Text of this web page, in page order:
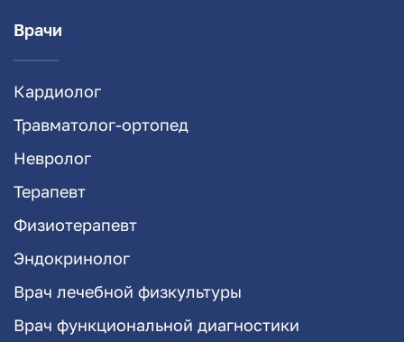
Врачи
Кардиолог
Травматолог-ортопед
Невролог
Терапевт
Физиотерапевт
Эндокринолог
Врач лечебной физкультуры
Врач функциональной диагностики